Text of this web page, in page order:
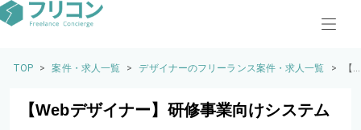
TOP > 案件・求人一覧 > デザイナーのフリーランス案件・求人一覧 >
【W
【Webデザイナー】研修事業向けシステム